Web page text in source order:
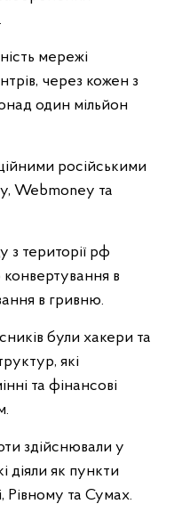
мережі
через кожен з
один мільйон
російськими
Webmoney та
з території рф
конвертування в
в гривню.
були хакери та
які
та фінансові
здійснювали у
діяли як пункти
Рівному та Сумах.